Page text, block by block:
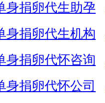
身捐卵代生助孕
身捐卵代生机构
身捐卵代怀咨询
身捐卵代怀公司